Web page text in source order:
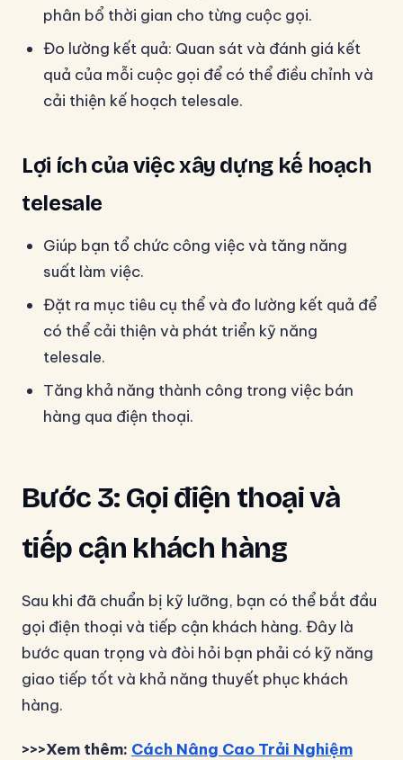
phân bổ thời gian cho từng cuộc gọi.
Đo lường kết quả: Quan sát và đánh giá kết
quả của mỗi cuộc gọi để có thể điều chỉnh và
cải thiện kế hoạch telesale.
Lợi ích của việc xây dựng kế hoạch
telesale
Giúp bạn tổ chức công việc và tăng năng
suất làm việc.
Đặt ra mục tiêu cụ thể và đo lường kết quả để
có thể cải thiện và phát triển kỹ năng
telesale.
Tăng khả năng thành công trong việc bán
hàng qua điện thoại.
Bước 3: Gọi điện thoại và
tiếp cận khách hàng
Sau khi đã chuẩn bị kỹ lưỡng, bạn có thể bắt đầu
gọi điện thoại và tiếp cận khách hàng. Đây là
bước quan trọng và đòi hỏi bạn phải có kỹ năng
giao tiếp tốt và khả năng thuyết phục khách
hàng.
>>>Xem thêm: Cách Nâng Cao Trải Nghiệm